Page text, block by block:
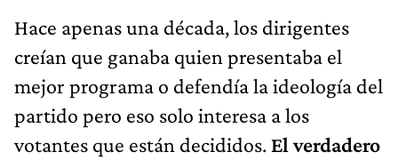
Hace apenas una década, los dirigentes
creían que ganaba quien presentaba el
mejor programa o defendía la ideología del
partido pero eso solo interesa a los
votantes que están decididos. El verdadero